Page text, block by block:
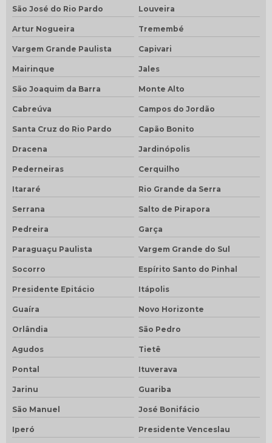
São José do Rio Pardo Louveira
Artur Nogueira Tremembé
Vargem Grande Paulista Capivari
Mairinque Jales
São Joaquim da Barra Monte Alto
Cabreúva Campos do Jordão
Santa Cruz do Rio Pardo Capão Bonito
Dracena Jardinópolis
Pederneiras Cerquilho
Itararé Rio Grande da Serra
Serrana Salto de Pirapora
Pedreira Garça
Paraguaçu Paulista Vargem Grande do Sul
Socorro Espírito Santo do Pinhal
Presidente Epitácio Itápolis
Guaíra Novo Horizonte
Orlândia São Pedro
Agudos Tietê
Pontal Ituverava
Jarinu Guariba
São Manuel José Bonifácio
Iperó Presidente Venceslau